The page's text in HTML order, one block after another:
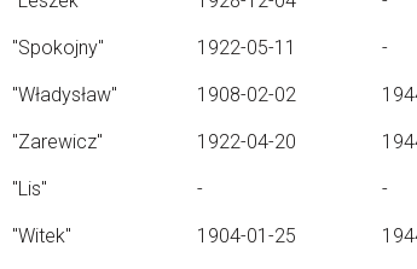
''Spokojny'' 1922-05-11 -
"Władysław" 1908-02-02
"Zarewicz" 1922-04-20
"Lis" - -
"Witek" 1904-01-25